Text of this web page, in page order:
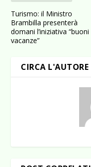
Turismo: il Ministro
Brambilla presenterà
domani l’iniziativa “buoni
vacanze”
CIRCA L'AUTORE